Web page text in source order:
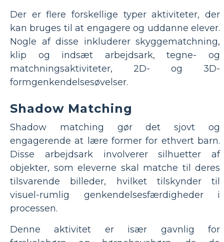
Der er flere forskellige typer aktiviteter, der
kan bruges til at engagere og uddanne elever.
Nogle af disse inkluderer skyggematchning,
klip og indsæt arbejdsark, tegne- og
matchningsaktiviteter, 2D- og 3D-
formgenkendelsesøvelser.
Shadow Matching
Shadow matching gør det sjovt og
engagerende at lære former for ethvert barn.
Disse arbejdsark involverer silhuetter af
objekter, som eleverne skal matche til deres
tilsvarende billeder, hvilket tilskynder til
visuel-rumlig genkendelsesfærdigheder i
processen.
Denne aktivitet er især gavnlig for